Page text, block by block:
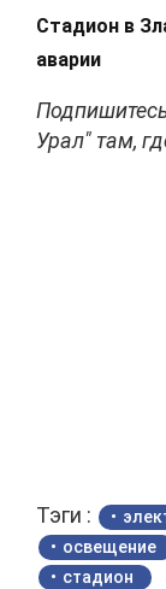
Стадион в
аварии
Урал" там,
Тэги :
освещение
стадион